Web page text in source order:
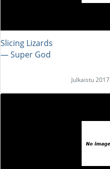
Slicing Lizards
― Super God
Julkaistu